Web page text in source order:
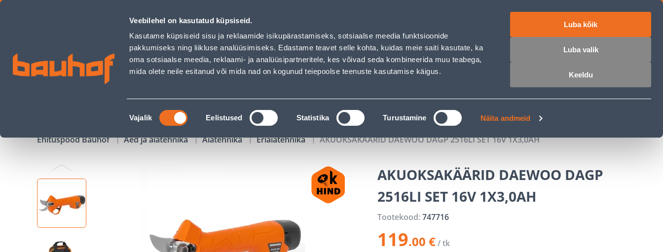
Veebilehel on kasutatud küpsiseid.
Kasutame küpsiseid sisu ja reklaamide isikupärastamiseks, sotsiaalse meedia funktsioonide
pakkumiseks ning liikluse analüüsimiseks. Edastame teavet selle kohta, kuidas meie saiti kasutate, ka
oma sotsiaalse meedia, reklaami- ja analüüsipartneritele, kes võivad seda kombineerida muu teabega,
mida olete neile esitanud või mida nad on kogunud teiepoolse teenuste kasutamise käigus.
Nõusoleku
valik
Vajalik Eelistused Statistika Turustamine Näita andmeid
Luba kõik
Luba valik
Keeldu
AKUOKSAKÄÄRID DAEWOO DAGP 2516LI SET 16V 1X3,0AH - Bauhof has loaded
Äriklienditeenindus Klienditeenindus Teenused Karjäärileht
OTSI Logi sisse
KAMPAANIAD KATALOOGID TÖÖRIISTALAENUTUS JÄRELMAKS
Ehituspood Bauhof Aed ja aiatehnika Aiatehnika Eriaiatehnika AKUOKSAKÄÄRID DAEWOO DAGP 2516LI SET 16V 1X3,0AH
AKUOKSAKÄÄRID DAEWOO DAGP
2516LI SET 16V 1X3,0AH
Tootekood:747716
119.00 €/ tk